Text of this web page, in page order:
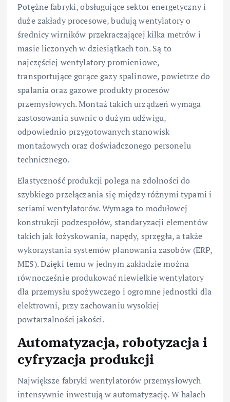
Potężne fabryki, obsługujące sektor energetyczny i
duże zakłady procesowe, budują wentylatory o
średnicy wirników przekraczającej kilka metrów i
masie liczonych w dziesiątkach ton. Są to
najczęściej wentylatory promieniowe,
transportujące gorące gazy spalinowe, powietrze do
spalania oraz gazowe produkty procesów
przemysłowych. Montaż takich urządzeń wymaga
zastosowania suwnic o dużym udźwigu,
odpowiednio przygotowanych stanowisk
montażowych oraz doświadczonego personelu
technicznego.
Elastyczność produkcji polega na zdolności do
szybkiego przełączania się między różnymi typami i
seriami wentylatorów. Wymaga to modułowej
konstrukcji podzespołów, standaryzacji elementów
takich jak łożyskowania, napędy, sprzęgła, a także
wykorzystania systemów planowania zasobów (ERP,
MES). Dzięki temu w jednym zakładzie można
równocześnie produkować niewielkie wentylatory
dla przemysłu spożywczego i ogromne jednostki dla
elektrowni, przy zachowaniu wysokiej
powtarzalności jakości.
Automatyzacja, robotyzacja i
cyfryzacja produkcji
Największe fabryki wentylatorów przemysłowych
intensywnie inwestują w automatyzację. W halach